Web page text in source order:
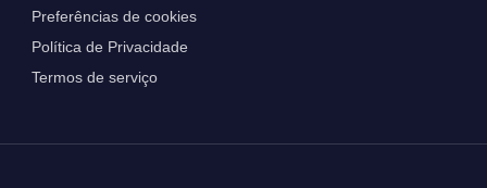
Preferências de cookies
Política de Privacidade
Termos de serviço